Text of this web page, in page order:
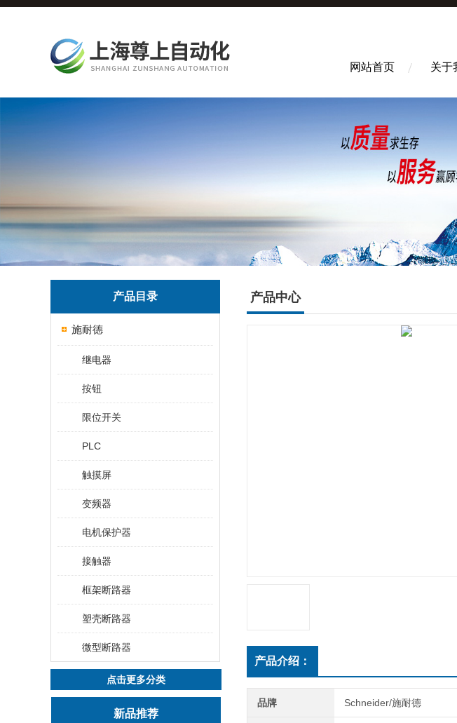
网站首页 关于
产品目录
施耐德
继电器
按钮
限位开关
PLC
触摸屏
变频器
电机保护器
接触器
框架断路器
塑壳断路器
微型断路器
点击更多分类
新品推荐
产品中心
产品介绍：
品牌 Schneider/施耐德